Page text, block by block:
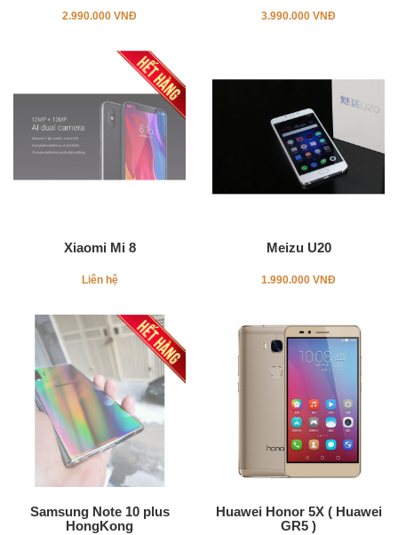
2.990.000 VNĐ 3.990.000 VNĐ
Xiaomi Mi 8
Liên hệ
Meizu U20
1.990.000 VNĐ
Samsung Note 10 plus
HongKong
Huawei Honor 5X ( Huawei
GR5 )